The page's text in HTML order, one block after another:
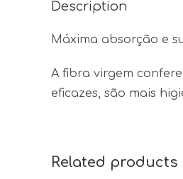
Description
Máxima absorção e
A fibra virgem
eficazes, são mais
Related products